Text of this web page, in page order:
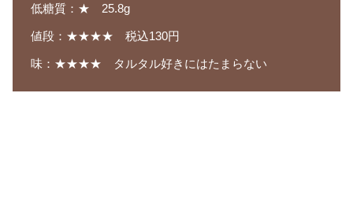
低糖質：★ 25.8g
値段：★★★★ 税込130円
味：★★★★ タルタル好きにはたまらない